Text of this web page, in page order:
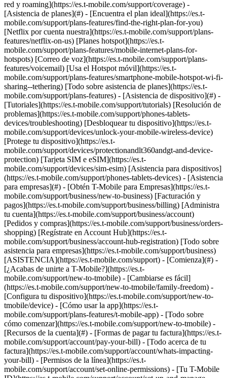
red y roaming](https://es.t-mobile.com/support/coverage) -
[Asistencia de planes](#) - [Encuentra el plan ideal](https://es.t-
mobile.com/support/plans-features/find-the-right-plan-for-you)
[Netflix por cuenta nuestra](https://es.t-mobile.com/support/plans-
features/netflix-on-us) [Planes hotspot](https://es.t-
mobile.com/support/plans-features/mobile-internet-plans-for-
hotspots) [Correo de voz](https://es.t-mobile.com/support/plans-
features/voicemail) [Usa el Hotspot móvil](https://es.t-
mobile.com/support/plans-features/smartphone-mobile-hotspot-wi-fi-
sharing--tethering) [Todo sobre asistencia de planes](https://es.t-
mobile.com/support/plans-features) - [Asistencia de dispositivo](#) -
[Tutoriales](https://es.t-mobile.com/support/tutorials) [Resolución de
problemas](https://es.t-mobile.com/support/phones-tablets-
devices/troubleshooting) [Desbloquear tu dispositivo](https://es.t-
mobile.com/support/devices/unlock-your-mobile-wireless-device)
[Protege tu dispositivo](https://es.t-
mobile.com/support/devices/protectionandlt360andgt-and-device-
protection) [Tarjeta SIM e eSIM](https://es.t-
mobile.com/support/devices/sim-esim) [Asistencia para dispositivos]
(https://es.t-mobile.com/support/phones-tablets-devices) - [Asistencia
para empresas](#) - [Obtén T-Mobile para Empresas](https://es.t-
mobile.com/support/business/new-to-business) [Facturación y
pagos](https://es.t-mobile.com/support/business/billing) [Administra
tu cuenta](https://es.t-mobile.com/support/business/account)
[Pedidos y compras](https://es.t-mobile.com/support/business/orders-
shopping) [Regístrate en Account Hub](https://es.t-
mobile.com/support/business/account-hub-registration) [Todo sobre
asistencia para empresas](https://es.t-mobile.com/support/business)
[ASISTENCIA](https://es.t-mobile.com/support) - [Comienza](#) -
[¿Acabas de unirte a T-Mobile?](https://es.t-
mobile.com/support/new-to-tmobile) - [Cambiarse es fácil]
(https://es.t-mobile.com/support/new-to-tmobile/family-freedom) -
[Configura tu dispositivo](https://es.t-mobile.com/support/new-to-
tmobile/device) - [Cómo usar la app](https://es.t-
mobile.com/support/plans-features/t-mobile-app) - [Todo sobre
cómo comenzar](https://es.t-mobile.com/support/new-to-tmobile) -
[Recursos de la cuenta](#) - [Formas de pagar tu factura](https://es.t-
mobile.com/support/account/pay-your-bill) - [Todo acerca de tu
factura](https://es.t-mobile.com/support/account/whats-impacting-
your-bill) - [Permisos de la línea](https://es.t-
mobile.com/support/account/set-online-permissions) - [Tu T-Mobile